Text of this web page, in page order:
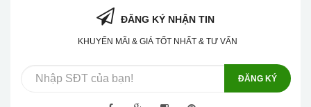
ĐĂNG KÝ NHẬN TIN
KHUYẾN MÃI & GIÁ TỐT NHẤT & TƯ VẤN
ĐĂNG KÝ